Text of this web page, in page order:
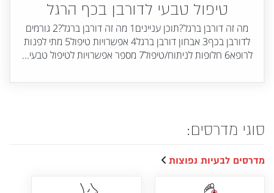
סוגי מדרסים:
מדרסים לבעיות נפוצות
טיפול טבעי לדורבן בכף הרגל
מה זה דורבן ברגל?תוכן עניינים1 מה זה דורבן ברגל?2 גורמים
לדורבן בכף3 אבחון דורבן ברגל4 אפשרויות טיפול5 מתי לפנות
לרופא6 חלופות לניתוח/טיפול7 מספר אפשרויות לטיפול טבעי...